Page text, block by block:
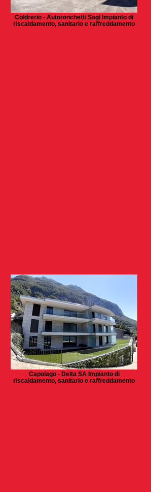
Coldrerio - Autoronchetti Sagl Impianto di
riscaldamento, sanitario e raffreddamento
Capolago - Delta SA Impianto di
riscaldamento, sanitario e raffreddamento